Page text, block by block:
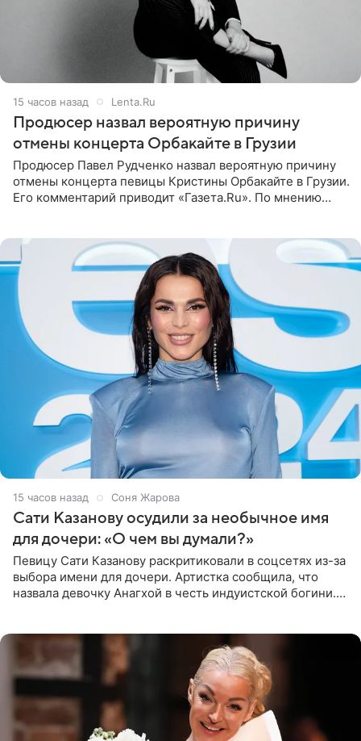
15 часов назад Lenta.Ru
Продюсер назвал вероятную причину
отмены концерта Орбакайте в Грузии
Продюсер Павел Рудченко назвал вероятную причину
отмены концерта певицы Кристины Орбакайте в Грузии.
Его комментарий приводит «Газета.Ru». По мнению
15 часов назад Соня Жарова
Сати Казанову осудили за необычное имя
для дочери: «О чем вы думали?»
Певицу Сати Казанову раскритиковали в соцсетях из-за
выбора имени для дочери. Артистка сообщила, что
назвала девочку Анагхой в честь индуистской богини.